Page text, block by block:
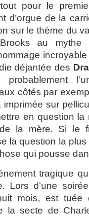
pour le
d’orgue de la
sur le thème du
au mythe
déjantée des
côtés par
sur
en question
la mère. Si le
la question la
qui pousse
tragique
Lors d'une
mois, est tuée
la secte de